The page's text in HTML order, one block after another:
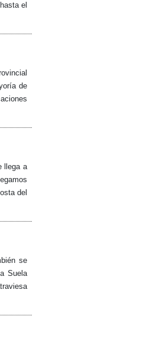
el
de
llega a
del
se
Suela